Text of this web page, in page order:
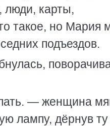
люди, карты,
такое, но Мария
подъездов.
— женщина
лампу, дёрнув ту